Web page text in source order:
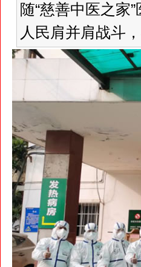
随“慈善中医之家
人民肩并肩战斗